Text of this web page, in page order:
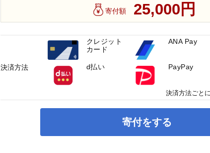
寄付額 25,000円
寄付をする
決済方法
クレジット
カード
ANA Pay
d払い PayPay
決済方法ごと